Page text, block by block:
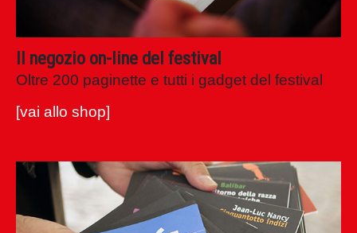
Il negozio on-line del festival
Oltre 200 paginette e tutti i gadget del festival
[vai allo shop]